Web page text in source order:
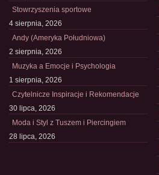
Stowrzyszenia sportowe
4 sierpnia, 2026
Andy (Ameryka Południowa)
2 sierpnia, 2026
Muzyka a Emocje i Psychologia
1 sierpnia, 2026
Czytelnicze Inspiracje i Rekomendacje
30 lipca, 2026
Moda i Styl z Tuszem i Piercingiem
28 lipca, 2026